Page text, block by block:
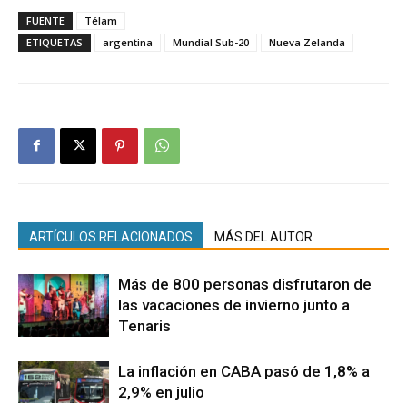
FUENTE
Télam
ETIQUETAS
argentina Mundial Sub-20 Nueva Zelanda
ARTÍCULOS RELACIONADOS MÁS DEL AUTOR
Más de 800 personas disfrutaron de
las vacaciones de invierno junto a
Tenaris
La inflación en CABA pasó de 1,8% a
2,9% en julio